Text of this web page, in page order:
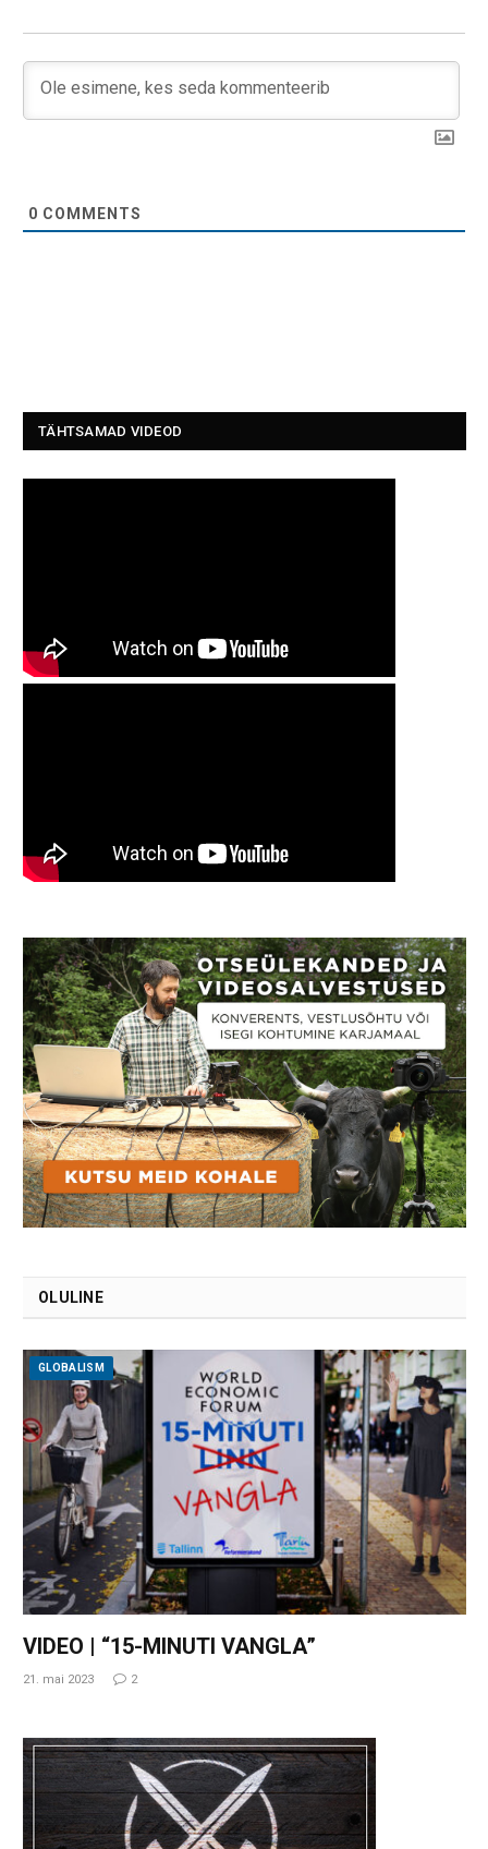
0 COMMENTS
TÄHTSAMAD VIDEOD
OLULINE
GLOBALISM
VIDEO | “15-MINUTI VANGLA”
21. mai 2023 2